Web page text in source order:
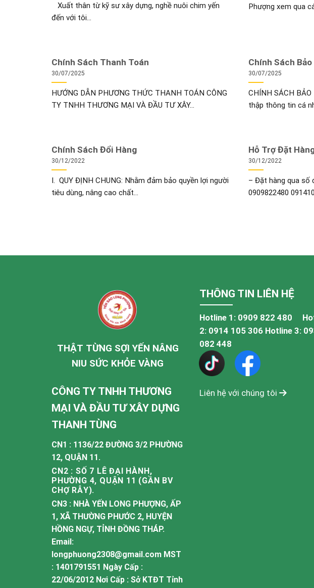
Xuất thân từ kỹ sư xây dựng, nghề nuôi chim yến
đến với tôi...
Phượng xem qua
Chính Sách Thanh Toán
30/07/2025
HƯỚNG DẪN PHƯƠNG THỨC THANH TOÁN CÔNG
TY TNHH THƯƠNG MẠI VÀ ĐẦU TƯ XÂY...
Chính Sách
30/07/2025
CHÍNH SÁCH
thập thông tin cá
Chính Sách Đổi Hàng
30/12/2022
I. QUY ĐỊNH CHUNG: Nhằm đảm bảo quyền lợi người
tiêu dùng, nâng cao chất...
Hỗ Trợ Đặt
30/12/2022
– Đặt hàng qua số
0909822480
THẬT TỪNG SỢI YẾN NÂNG
NIU SỨC KHỎE VÀNG
CÔNG TY TNHH THƯƠNG
MẠI VÀ ĐẦU TƯ XÂY DỰNG
THANH TÙNG
CN1 : 1136/22 ĐƯỜNG 3/2 PHƯỜNG
12, QUẬN 11.
CN2 : SỐ 7 LÊ ĐẠI HÀNH,
PHƯỜNG 4, QUẬN 11 (GẦN BV
CHỢ RẪY).
CN3 : NHÀ YẾN LONG PHƯỢNG, ẤP
1, XÃ THƯỜNG PHƯỚC 2, HUYỆN
HỒNG NGỰ, TỈNH ĐỒNG THÁP.
Email:
longphuong2308@gmail.com MST
: 1401791551 Ngày Cấp :
22/06/2012 Nơi Cấp : Sở KTĐT Tỉnh
THÔNG TIN LIÊN HỆ
Hotline 1: 0909 822 480
2: 0914 105 306 Hotline 3:
082 448
Liên hệ với chúng tôi